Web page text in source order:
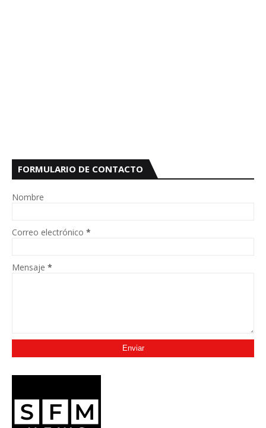
FORMULARIO DE CONTACTO
Nombre
Correo electrónico *
Mensaje *